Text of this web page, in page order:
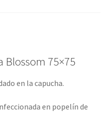
Blossom 75×75
en la capucha.
en popelín de